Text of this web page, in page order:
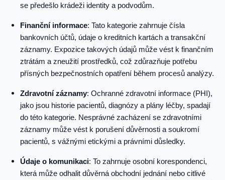
se předešlo krádeži identity a podvodům.
Finanční informace: Tato kategorie zahrnuje čísla
bankovních účtů, údaje o kreditních kartách a transakční
záznamy. Expozice takových údajů může vést k finančním
ztrátám a zneužití prostředků, což zdůrazňuje potřebu
přísných bezpečnostních opatření během procesů analýzy.
Zdravotní záznamy: Ochranné zdravotní informace (PHI),
jako jsou historie pacientů, diagnózy a plány léčby, spadají
do této kategorie. Nesprávné zacházení se zdravotními
záznamy může vést k porušení důvěrnosti a soukromí
pacientů, s vážnými etickými a právními důsledky.
Údaje o komunikaci: To zahrnuje osobní korespondenci,
která může odhalit důvěrná obchodní jednání nebo citlivé